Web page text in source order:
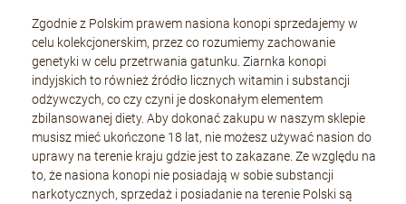
Zgodnie z Polskim prawem nasiona konopi sprzedajemy w
celu kolekcjonerskim, przez co rozumiemy zachowanie
genetyki w celu przetrwania gatunku. Ziarnka konopi
indyjskich to również źródło licznych witamin i substancji
odżywczych, co czy czyni je doskonałym elementem
zbilansowanej diety. Aby dokonać zakupu w naszym sklepie
musisz mieć ukończone 18 lat, nie możesz używać nasion do
uprawy na terenie kraju gdzie jest to zakazane. Ze względu na
to, że nasiona konopi nie posiadają w sobie substancji
narkotycznych, sprzedaż i posiadanie na terenie Polski są